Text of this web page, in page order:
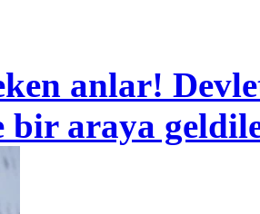
anlar!
bir araya